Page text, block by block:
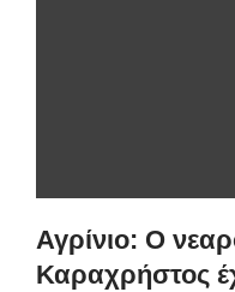
Αγρίνιο: Ο
Καραχρήστος